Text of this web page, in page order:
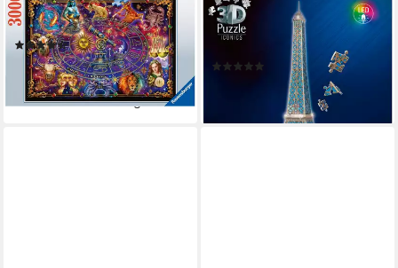
Puzzle Sternzeichen, 3000
Puzzleteile, Made in Germany
(3)
ab 42,28 € UVP54,99 €
-23%
lieferbar - in 2-3 Werktagen bei dir
3D-Puzzle Iconics: Eiffelturm -
mit Licht, 216 Puzzleteile,
Made in Europe
lieferbar - in 2-3 Werktagen bei dir